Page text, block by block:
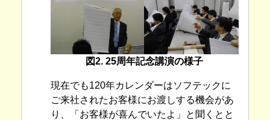
図2. 25周年記念講演の様子
現在でも120年カレンダーはソフテックに
ご来社されたお客様にお渡しする機会があ
り、「お客様が喜んでいたよ」と聞くとと